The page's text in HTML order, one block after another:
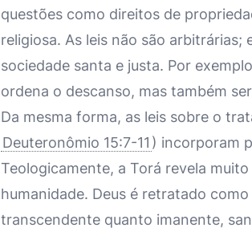
questões como direitos de
religiosa. As leis não são arbitrárias;
sociedade santa e justa. Por
ordena o descanso, mas também
Da mesma forma, as leis sobre o
Deuteronômio 15:7-11 ) incorporam
Teologicamente, a Torá revela
humanidade. Deus é retratado
transcendente quanto imanente,